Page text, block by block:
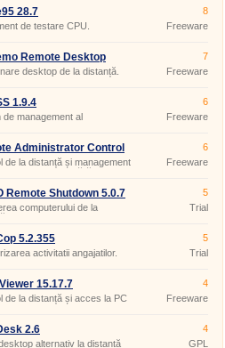
28.7
de testare CPU.
8
Freeware
Remote Desktop
desktop de la distanță.
7
Freeware
1.9.4
de management al
6
Freeware
Administrator Control
4.0.9.0
de la distanță și management
chiar și fără o
6
Freeware
Remote Shutdown 5.0.7
computerului de la
5
Trial
5.2.355
activitatii angajatilor.
5
Trial
15.17.7
de la distanță și acces la PC
4
Freeware
2.6
alternativ la distanță
4
GPL